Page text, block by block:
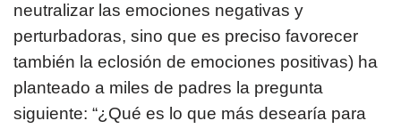
neutralizar las emociones negativas y
perturbadoras, sino que es preciso favorecer
también la eclosión de emociones positivas) ha
planteado a miles de padres la pregunta
siguiente: “¿Qué es lo que más desearía para